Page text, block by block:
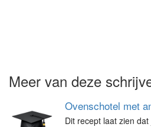
Meer van deze
Ovenschotel met
Dit recept laat zien